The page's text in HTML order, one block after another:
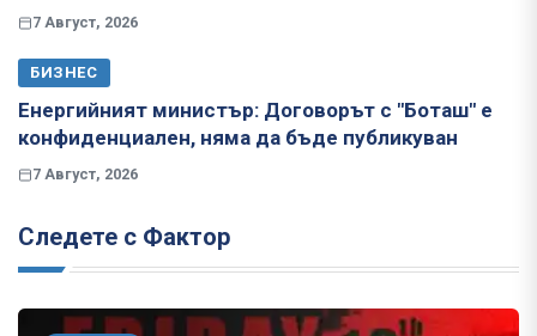
7 Август, 2026
БИЗНЕС
Енергийният министър: Договорът с "Боташ" е
конфиденциален, няма да бъде публикуван
7 Август, 2026
Следете с Фактор